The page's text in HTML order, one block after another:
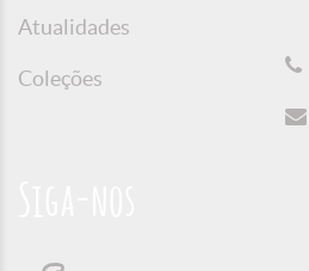
Atualidades
Coleções